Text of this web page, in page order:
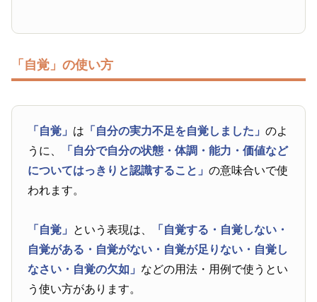
「自覚」の使い方
「自覚」 は 「自分の実力不足を自覚しました」のよ
うに、
「自分で自分の状態・体調・能力・価値など
についてはっきりと認識すること」の意味合いで使
われます。
「自覚」 という表現は、
「自覚する・自覚しない・
自覚がある・自覚がない・自覚が足りない・自覚し
なさい・自覚の欠如」 などの用法・用例で使うとい
う使い方があります。